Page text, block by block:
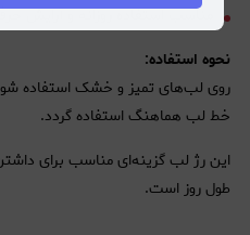
مناسب استفاده روزانه و آرایش
نحوه استفاده:
روی لب‌های تمیز و خشک استفاده
خط لب هماهنگ استفاده گردد.
این رژ لب گزینه‌ای مناسب برای
طول روز است.